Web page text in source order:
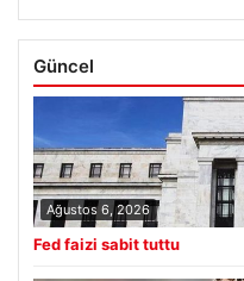
Güncel
Ağustos 6, 2026
Fed faizi sabit tuttu